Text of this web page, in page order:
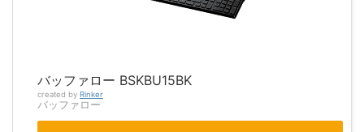
バッファロー BSKBU15BK
created by Rinker
バッファロー